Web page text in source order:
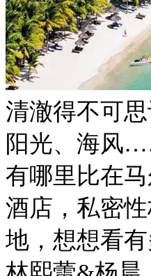
清澈得不可
阳光、海风
有哪里比在
酒店，私密
地，想想看